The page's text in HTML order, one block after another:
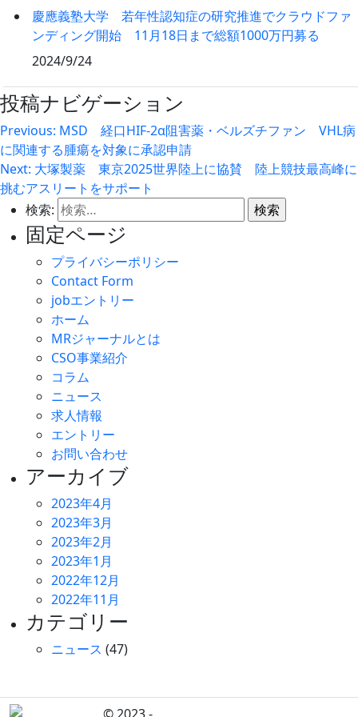
慶應義塾大学 若年性認知症の研究推進でクラウドファ
ンディング開始 11月18日まで総額1000万円募る
2024/9/24
投稿ナビゲーション
Previous: MSD 経口HIF-2α阻害薬・ベルズチファン VHL病
に関連する腫瘍を対象に承認申請
Next: 大塚製薬 東京2025世界陸上に協賛 陸上競技最高峰に
挑むアスリートをサポート
検索:
固定ページ
プライバシーポリシー
Contact Form
jobエントリー
ホーム
MRジャーナルとは
CSO事業紹介
コラム
ニュース
求人情報
エントリー
お問い合わせ
アーカイブ
2023年4月
2023年3月
2023年2月
2023年1月
2022年12月
2022年11月
カテゴリー
ニュース (47)